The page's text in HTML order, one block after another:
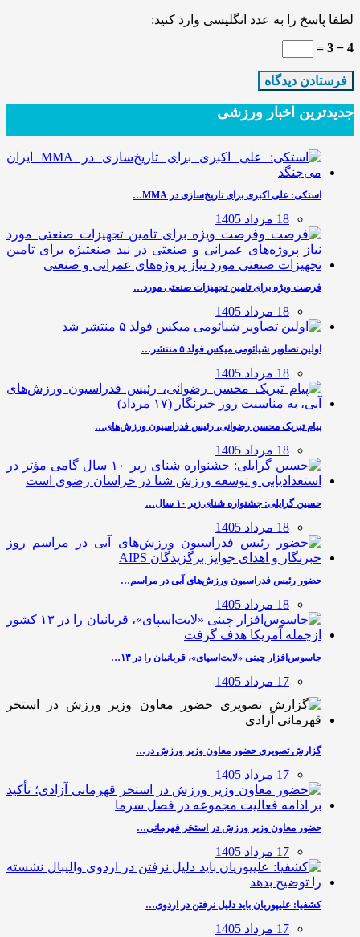
لطفا پاسخ را به عدد انگلیسی وارد کنید:
4 − 3 =
جدیدترین‌ اخبار ورزشی
استکی: علی‌ اکبری برای تاریخ‌سازی در MMA…
18 مرداد 1405
فرصت ویژه برای تامین تجهیزات صنعتی مورد…
18 مرداد 1405
اولین تصاویر شیائومی میکس فولد ۵ منتشر…
18 مرداد 1405
پیام تبریک محسن رضوانی، رئیس فدراسیون ورزش‌های…
18 مرداد 1405
حسین گرایلی: جشنواره شنای زیر ۱۰ سال…
18 مرداد 1405
حضور رئیس فدراسیون ورزش‌های آبی در مراسم…
18 مرداد 1405
جاسوس‌افزار چینی «لایت‌اسپای»، قربانیان را در ۱۳…
17 مرداد 1405
گزارش تصویری حضور معاون وزیر ورزش در…
17 مرداد 1405
حضور معاون وزیر ورزش در استخر قهرمانی…
17 مرداد 1405
کشفیا: علیپوریان باید دلیل نرفتن در اردوی…
17 مرداد 1405